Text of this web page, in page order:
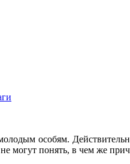
особям.
могут понять, в чем же